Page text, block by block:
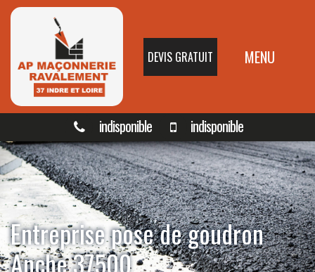
DEVIS GRATUIT MENU
indisponible indisponible
Entreprise pose de goudron
Anche 37500